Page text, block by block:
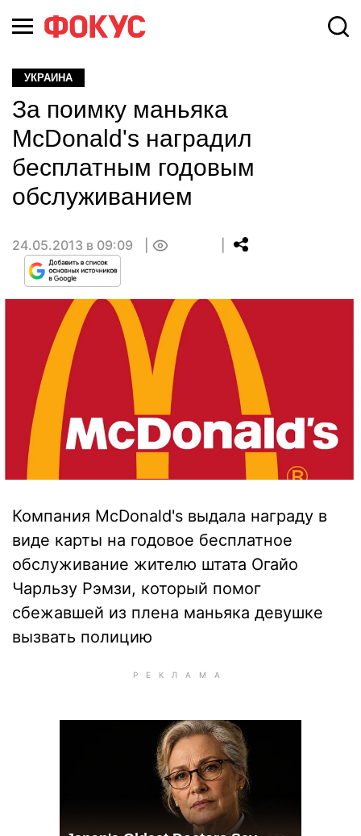
УКРАИНА
За поимку маньяка
McDonald's наградил
бесплатным годовым
обслуживанием
24.05.2013 в 09:09
Компания McDonald's выдала награду в
виде карты на годовое бесплатное
обслуживание жителю штата Огайо
Чарльзу Рэмзи, который помог
сбежавшей из плена маньяка девушке
вызвать полицию